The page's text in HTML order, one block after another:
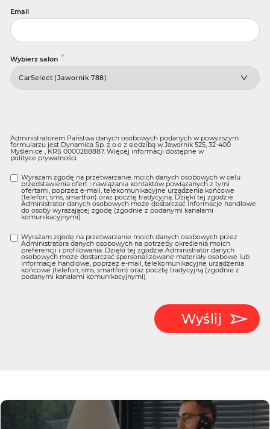
Email
Wybierz salon *
Administratorem Państwa danych osobowych podanych w powyższym
formularzu jest Dynamica Sp. z o.o z siedzibą w Jawornik 525, 32-400
Myślenice , KRS 0000288887. Więcej informacji dostępne w
polityce prywatności
Wyrażam zgodę na przetwarzanie moich danych osobowych w celu
przedstawienia ofert i nawiązania kontaktów powiązanych z tymi
ofertami, poprzez e-mail, telekomunikacyjne urządzenia końcowe
(telefon, sms, smartfon) oraz pocztę tradycyjną. Dzięki tej zgodzie
Administrator danych osobowych może dostarczać informacje handlowe
do osoby wyrażającej zgodę (zgodnie z podanymi kanałami
komunikacyjnymi).
Wyrażam zgodę na przetwarzanie moich danych osobowych przez
Administratora danych osobowych na potrzeby określenia moich
preferencji i profilowania. Dzięki tej zgodzie Administrator danych
osobowych może dostarczać spersonalizowane materiały osobowe lub
informacje handlowe, poprzez e-mail, telekomunikacyjne urządzenia
końcowe (telefon, sms, smartfon) oraz pocztę tradycyjną (zgodnie z
podanymi kanałami komunikacyjnymi).
Wyślij